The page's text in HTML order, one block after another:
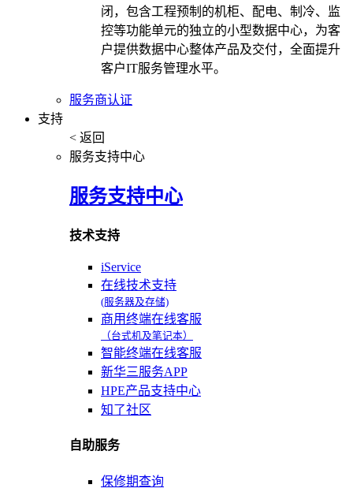
闭，包含工程预制的机柜、配电、制冷、监
控等功能单元的独立的小型数据中心，为客
户提供数据中心整体产品及交付，全面提升
客户IT服务管理水平。
服务商认证
支持
< 返回
服务支持中心
服务支持中心
技术支持
iService
在线技术支持
(服务器及存储)
商用终端在线客服
（台式机及笔记本）
智能终端在线客服
新华三服务APP
HPE产品支持中心
知了社区
自助服务
保修期查询